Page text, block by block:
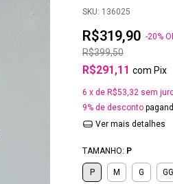
SKU: 136025
R$319,90 -20%
R$399,50
R$291,11 com Pix
6 x de R$53,32 sem
9% de desconto
Ver mais detalhes
TAMANHO: P
P M G GG